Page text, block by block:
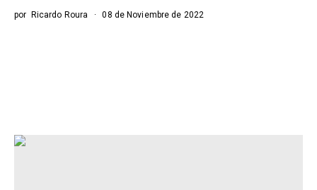
por Ricardo Roura 08 de Noviembre de 2022